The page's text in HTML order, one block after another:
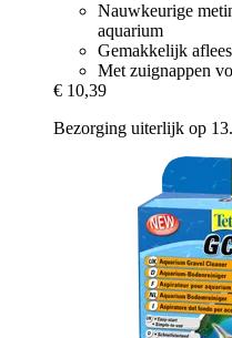
Nauwkeurige
aquarium
Gemakkelijk
Met zuignappen
€ 10,39
Bezorging uiterlijk op